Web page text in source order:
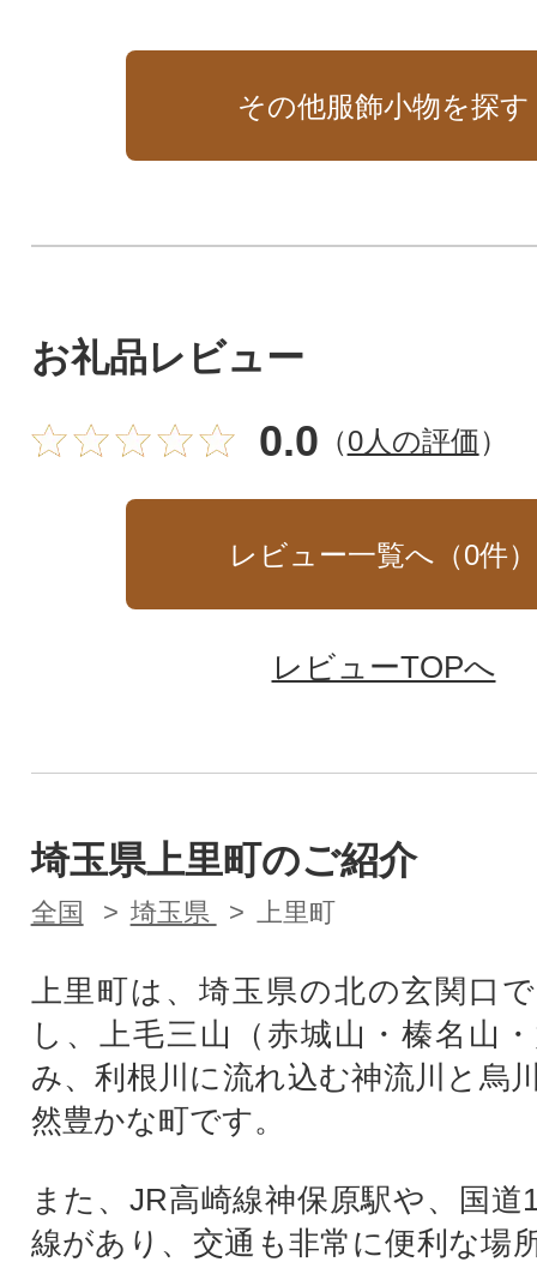
その他服飾小物を探す
お礼品レビュー
0.0 （0人の評価）
レビュー一覧へ（0件）
レビューTOPへ
埼玉県上里町のご紹介
全国 埼玉県 上里町
上里町は、埼玉県の北の玄関口
し、上毛三山（赤城山・榛名山
み、利根川に流れ込む神流川と烏
然豊かな町です。
また、JR高崎線神保原駅や、国道
線があり、交通も非常に便利な場